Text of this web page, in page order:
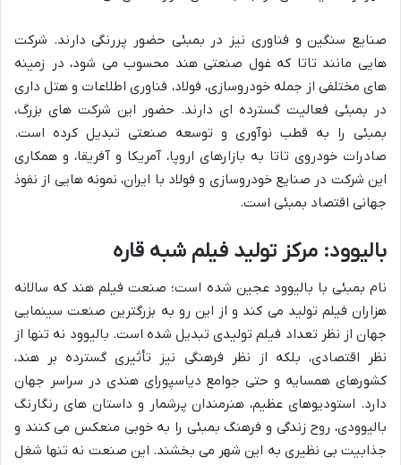
صنایع سنگین و فناوری نیز در بمبئی حضور پررنگی دارند. شرکت
هایی مانند تاتا که غول صنعتی هند محسوب می شود، در زمینه
های مختلفی از جمله خودروسازی، فولاد، فناوری اطلاعات و هتل داری
در بمبئی فعالیت گسترده ای دارند. حضور این شرکت های بزرگ،
بمبئی را به قطب نوآوری و توسعه صنعتی تبدیل کرده است.
صادرات خودروی تاتا به بازارهای اروپا، آمریکا و آفریقا، و همکاری
این شرکت در صنایع خودروسازی و فولاد با ایران، نمونه هایی از نفوذ
جهانی اقتصاد بمبئی است.
بالیوود: مرکز تولید فیلم شبه قاره
نام بمبئی با بالیوود عجین شده است؛ صنعت فیلم هند که سالانه
هزاران فیلم تولید می کند و از این رو به بزرگترین صنعت سینمایی
جهان از نظر تعداد فیلم تولیدی تبدیل شده است. بالیوود نه تنها از
نظر اقتصادی، بلکه از نظر فرهنگی نیز تأثیری گسترده بر هند،
کشورهای همسایه و حتی جوامع دیاسپورای هندی در سراسر جهان
دارد. استودیوهای عظیم، هنرمندان پرشمار و داستان های رنگارنگ
بالیوودی، روح زندگی و فرهنگ بمبئی را به خوبی منعکس می کنند و
جذابیت بی نظیری به این شهر می بخشند. این صنعت نه تنها شغل